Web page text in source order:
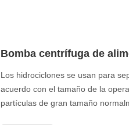
Los hidrociclones se usan para
acuerdo con el tamaño de la
partículas de gran tamaño